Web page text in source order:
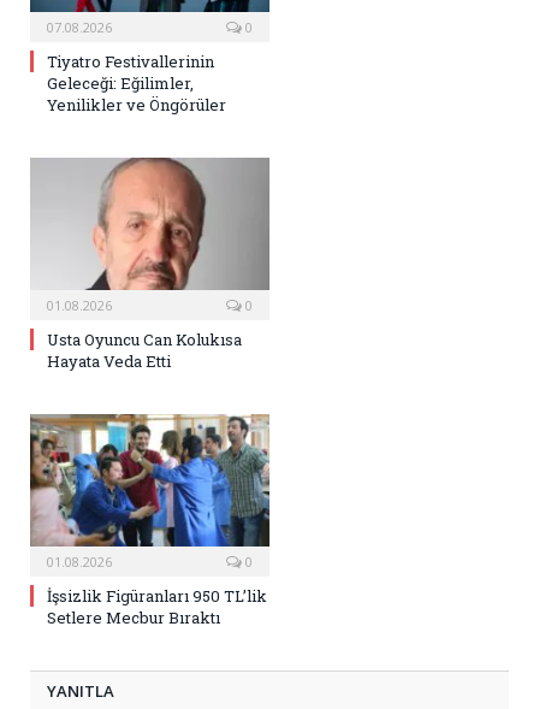
07.08.2026 0
Tiyatro Festivallerinin
Geleceği: Eğilimler,
Yenilikler ve Öngörüler
01.08.2026 0
Usta Oyuncu Can Kolukısa
Hayata Veda Etti
01.08.2026 0
İşsizlik Figüranları 950 TL’lik
Setlere Mecbur Bıraktı
YANITLA